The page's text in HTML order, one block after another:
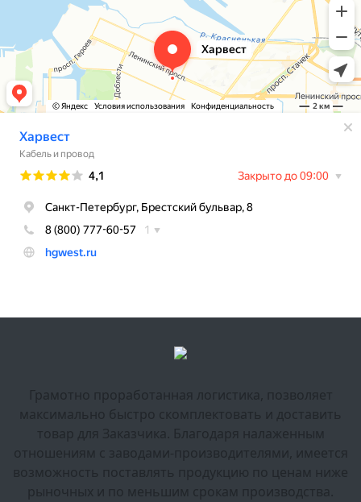
Грамотно проработанная логистика, позволяет
максимально быстро скомплектовать и доставить
товар для Заказчика. Благодаря налаженным
отношениям с заводами-производителями, имеется
возможность поставлять продукцию по ценам ниже
рыночных и по меньшим срокам производства.